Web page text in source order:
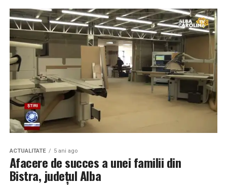
ACTUALITATE 5 ani ago
Afacere de succes a unei familii din
Bistra, județul Alba